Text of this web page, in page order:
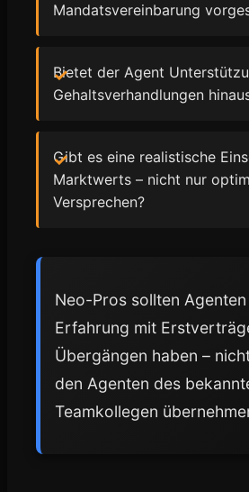
Mandatsvereinbarung
Bietet der Agent
Gehaltsverhandlungen
Gibt es eine realistische
Marktwerts – nicht nur
Versprechen?
Neo-Pros sollten
Erfahrung mit
Übergängen haben –
den Agenten des
Teamkollegen